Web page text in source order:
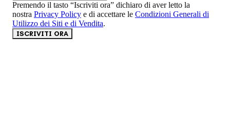
Premendo il tasto “Iscriviti ora” dichiaro di aver letto la
nostra Privacy Policy e di accettare le Condizioni Generali di
Utilizzo dei Siti e di Vendita.
ISCRIVITI ORA